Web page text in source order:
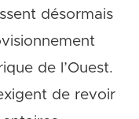
désormais
de l’Ouest.
de revoir